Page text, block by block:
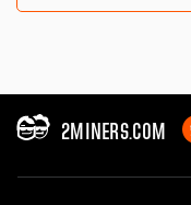
2MINERS.COM